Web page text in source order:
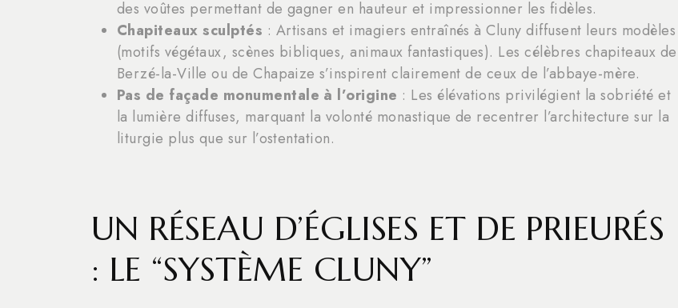
des voûtes permettant de gagner en hauteur et impressionner les fidèles.
Chapiteaux sculptés : Artisans et imagiers entraînés à Cluny diffusent leurs modèles
(motifs végétaux, scènes bibliques, animaux fantastiques). Les célèbres chapiteaux de
Berzé-la-Ville ou de Chapaize s’inspirent clairement de ceux de l’abbaye-mère.
Pas de façade monumentale à l’origine : Les élévations privilégient la sobriété et
la lumière diffuses, marquant la volonté monastique de recentrer l’architecture sur la
liturgie plus que sur l’ostentation.
UN RÉSEAU D’ÉGLISES ET DE PRIEURÉS
: LE “SYSTÈME CLUNY”